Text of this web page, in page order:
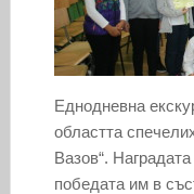
Еднодневна
областта
Вазов“.
победата им в